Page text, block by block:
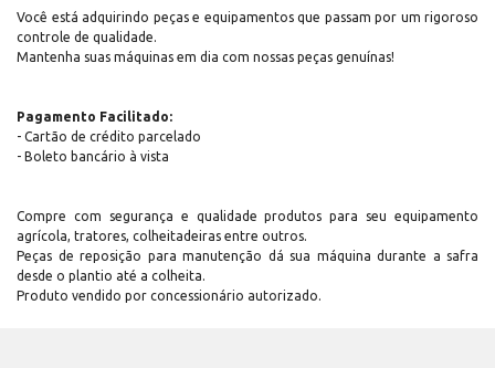
Você está adquirindo peças e equipamentos que passam por um rigoroso
controle de qualidade.
Mantenha suas máquinas em dia com nossas peças genuínas!
Pagamento Facilitado:
- Cartão de crédito parcelado
- Boleto bancário à vista
Compre com segurança e qualidade produtos para seu equipamento
agrícola, tratores, colheitadeiras entre outros.
Peças de reposição para manutenção dá sua máquina durante a safra
desde o plantio até a colheita.
Produto vendido por concessionário autorizado.